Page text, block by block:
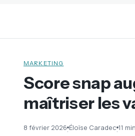
MARKETING
Score snap
maîtriser les
8 février 2026·Éloïse Caradec·11